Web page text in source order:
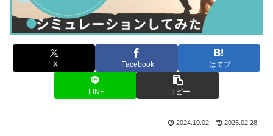
X Facebook はてブ
LINE コピー
2024.10.02 2025.02.28